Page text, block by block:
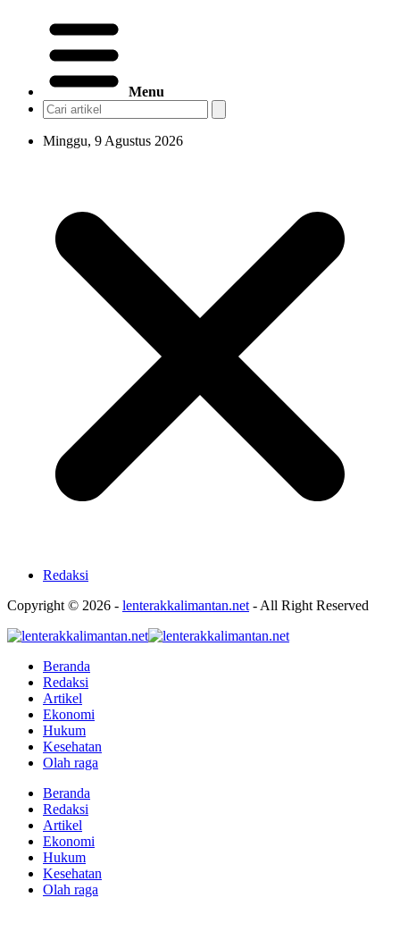
Menu
Minggu, 9 Agustus 2026
Redaksi
Copyright © 2026 - lenterakkalimantan.net - All Right Reserved
Beranda
Redaksi
Artikel
Ekonomi
Hukum
Kesehatan
Olah raga
Beranda
Redaksi
Artikel
Ekonomi
Hukum
Kesehatan
Olah raga